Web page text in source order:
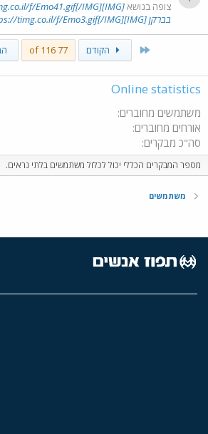
צופה בנושא
בברקן [IMG]https://timg.co.il/f/Emo3.gif[/IMG]
הקודם 77 of 116
Online statistics
משתמשים מחוברים
אורחים מחוברים
סה"כ מבקרים
מספר המבקרים הכללי יכול לכלול משתמשים בלתי נראים.
משתמשים